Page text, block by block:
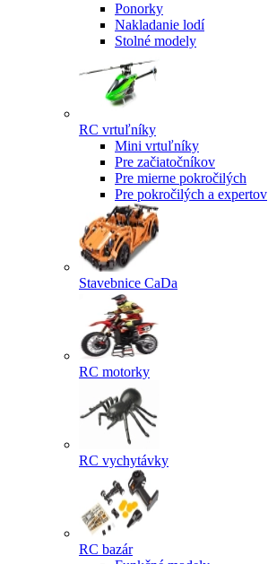
Ponorky
Nakladanie lodí
Stolné modely
RC vrtuľníky
Mini vrtuľníky
Pre začiatočníkov
Pre mierne pokročilých
Pre pokročilých a expertov
Stavebnice CaDa
RC motorky
RC vychytávky
RC bazár